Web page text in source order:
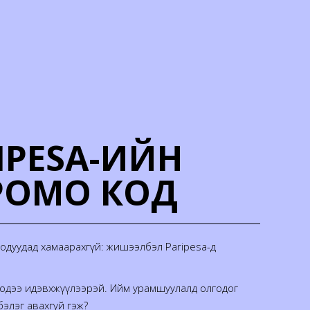
ИЙН
КОД
хамаарахгүй: жишээлбэл Paripesa-д
идэвхжүүлээрэй. Ийм урамшуулалд олгодог
авахгүй гэж?